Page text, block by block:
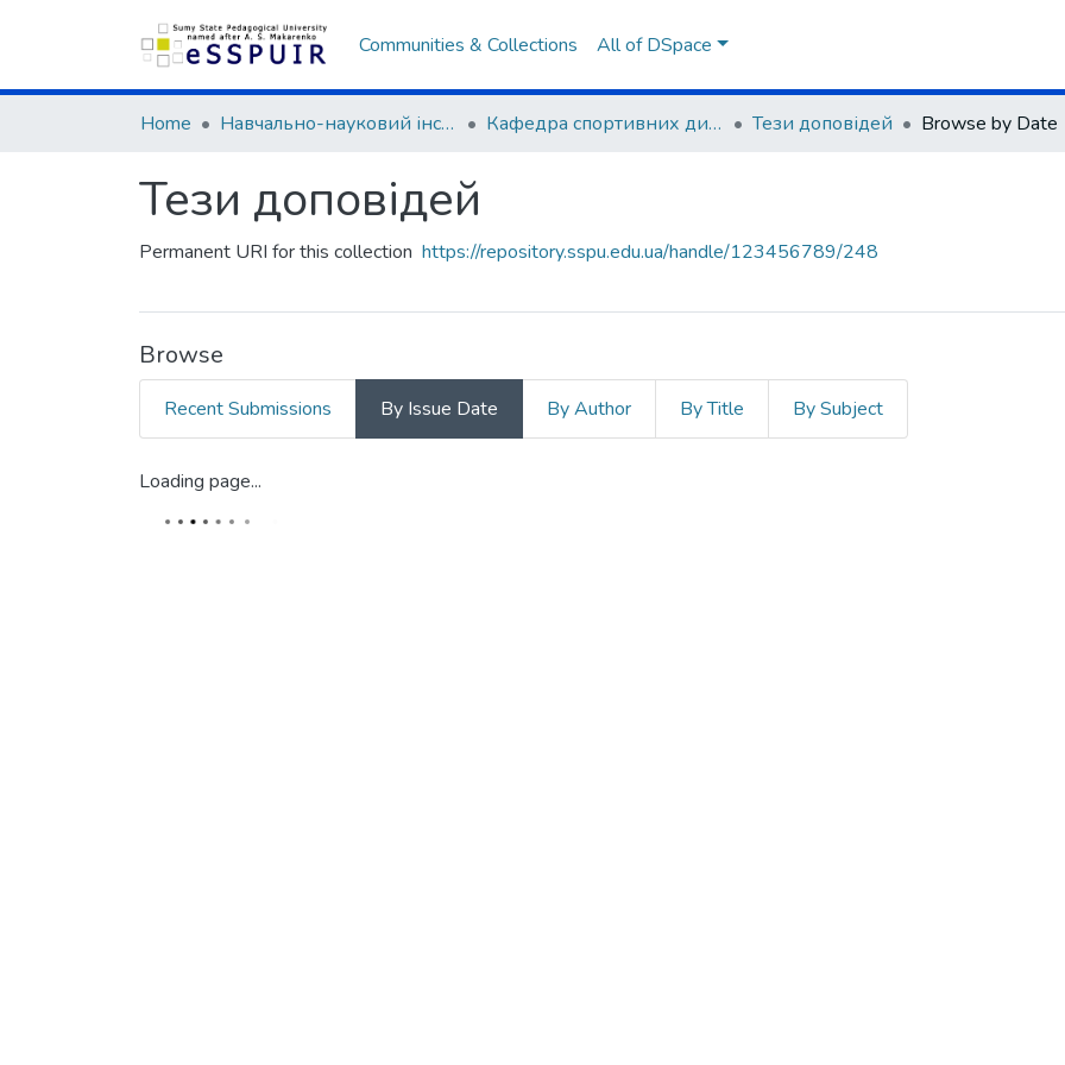
Communities & Collections All of DSpace
Home Навчально-науковий інститут фізичної культури Кафедра спортивних дисциплін та фізичного виховання Тези доповідей Browse by Date
Тези доповідей
Permanent URI for this collection https://repository.sspu.edu.ua/handle/123456789/248
Browse
Recent Submissions By Issue Date By Author By Title By Subject
Loading page...